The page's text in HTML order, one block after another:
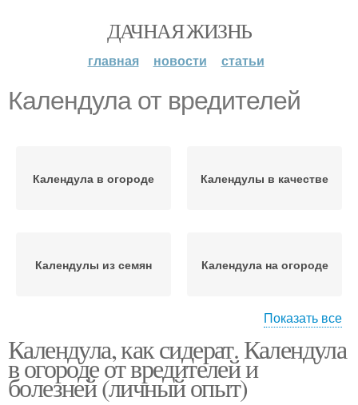
ДАЧНАЯ ЖИЗНЬ
главная новости статьи
Календула от вредителей
Календула в огороде Календулы в качестве
Календулы из семян Календула на огороде
Календулы для огорода Посадки с календулой
Показать все
Календула, как сидерат. Календула
в огороде от вредителей и
болезней (личный опыт)